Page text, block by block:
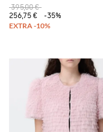
395,00 €
256,75 €
-35%